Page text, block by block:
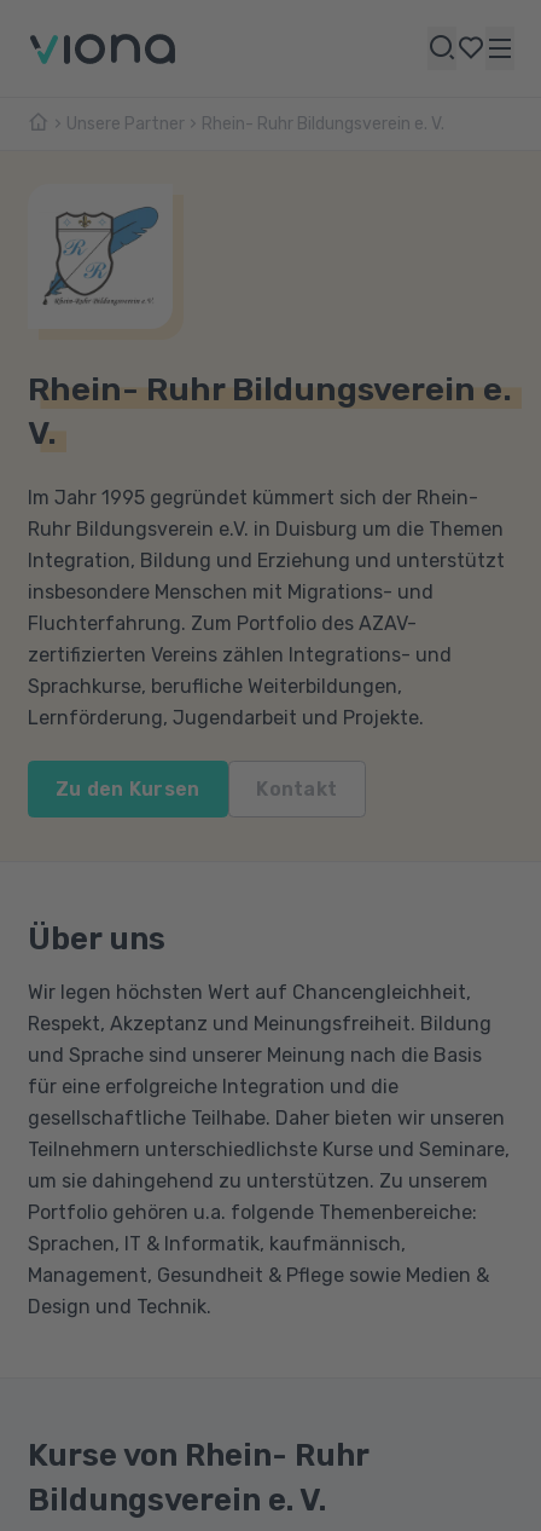
Unsere Partner Rhein- Ruhr Bildungsverein e. V.
Rhein- Ruhr Bildungsverein e.
V.
Im Jahr 1995 gegründet kümmert sich der Rhein-
Ruhr Bildungsverein e.V. in Duisburg um die Themen
Integration, Bildung und Erziehung und unterstützt
insbesondere Menschen mit Migrations- und
Fluchterfahrung. Zum Portfolio des AZAV-
zertifizierten Vereins zählen Integrations- und
Sprachkurse, berufliche Weiterbildungen,
Lernförderung, Jugendarbeit und Projekte.
Zu den Kursen Kontakt
Über uns
Wir legen höchsten Wert auf Chancengleichheit,
Respekt, Akzeptanz und Meinungsfreiheit. Bildung
und Sprache sind unserer Meinung nach die Basis
für eine erfolgreiche Integration und die
gesellschaftliche Teilhabe. Daher bieten wir unseren
Teilnehmern unterschiedlichste Kurse und Seminare,
um sie dahingehend zu unterstützen. Zu unserem
Portfolio gehören u.a. folgende Themenbereiche:
Sprachen, IT & Informatik, kaufmännisch,
Management, Gesundheit & Pflege sowie Medien &
Design und Technik.
Kurse von Rhein- Ruhr
Bildungsverein e. V.